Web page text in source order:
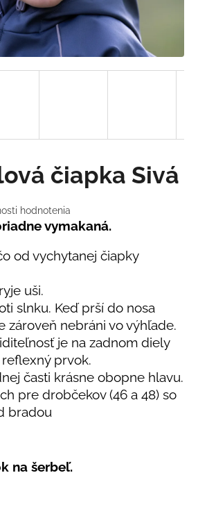
hodnotenia
čiapka Sivá
vymakaná.
od vychytanej čiapky
uši.
slnku. Keď prší do nosa
zároveň nebráni vo výhľade.
je na zadnom diely
prvok.
časti krásne obopne hlavu.
pre drobčekov (46 a 48) so
bradou
na šerbeľ.